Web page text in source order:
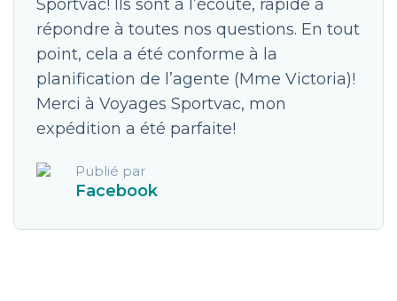
Sportvac! Ils sont à l’écoute, rapide à
répondre à toutes nos questions. En tout
point, cela a été conforme à la
planification de l’agente (Mme Victoria)!
Merci à Voyages Sportvac, mon
expédition a été parfaite!
Publié par
Facebook